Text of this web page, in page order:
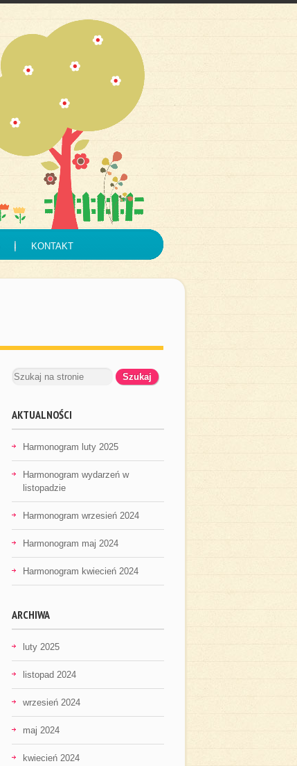
KONTAKT
AKTUALNOŚCI
Harmonogram luty 2025
Harmonogram wydarzeń w
listopadzie
Harmonogram wrzesień 2024
Harmonogram maj 2024
Harmonogram kwiecień 2024
ARCHIWA
luty 2025
listopad 2024
wrzesień 2024
maj 2024
kwiecień 2024